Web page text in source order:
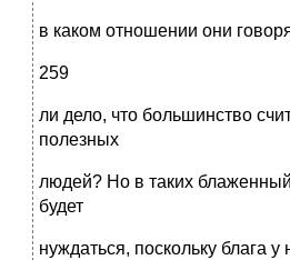
в каком отношении они
259
ли дело, что большинство
полезных
людей? Но в таких
будет
нуждаться, поскольку блага у